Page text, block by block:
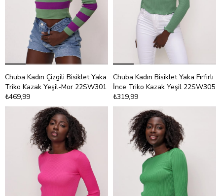
Chuba Kadın Çizgili Bisiklet Yaka
Triko Kazak Yeşil-Mor 22SW301
₺469,99
Chuba Kadın Bisiklet Yaka Fırfırlı
İnce Triko Kazak Yeşil 22SW305
₺319,99